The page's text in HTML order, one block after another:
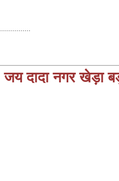
जय दादा नगर खेड़ा